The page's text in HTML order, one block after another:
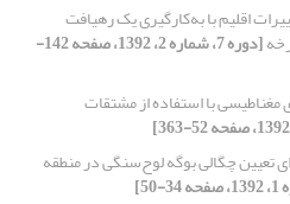
اقلیم با به‌کارگیری یک رهیافت
[دوره 7، شماره 2، 1392، صفحه 142-
با استفاده از مشتقات
تعیین چگالی بوگه لوح‌سنگی در منطقه